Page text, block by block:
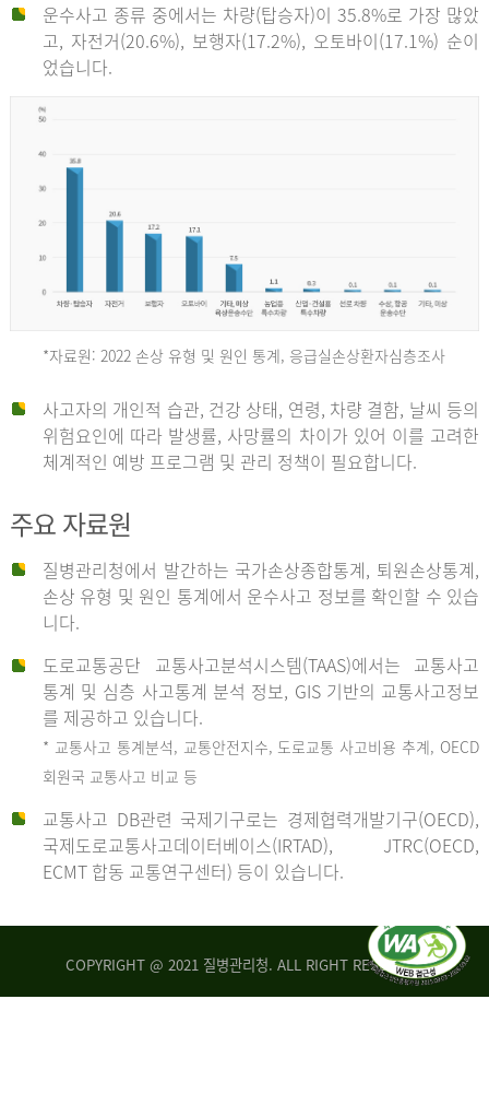
운수사고 종류 중에서는 차량(탑승자)이 35.8%로 가장 많았
고, 자전거(20.6%), 보행자(17.2%), 오토바이(17.1%) 순이
었습니다.
사
*자료원: 2022 손상 유형 및 원인 통계, 응급실손상환자심층조사
사고자의 개인적 습관, 건강 상태, 연령, 차량 결함, 날씨 등의
위험요인에 따라 발생률, 사망률의 차이가 있어 이를 고려한
체계적인 예방 프로그램 및 관리 정책이 필요합니다.
주요 자료원
질병관리청에서 발간하는 국가손상종합통계, 퇴원손상통계,
손상 유형 및 원인 통계에서 운수사고 정보를 확인할 수 있습
니다.
도로교통공단 교통사고분석시스템(TAAS)에서는 교통사고
통계 및 심층 사고통계 분석 정보, GIS 기반의 교통사고정보
를 제공하고 있습니다.
* 교통사고 통계분석, 교통안전지수, 도로교통 사고비용 추계, OECD
회원국 교통사고 비교 등
교통사고 DB관련 국제기구로는 경제협력개발기구(OECD),
국제도로교통사고데이터베이스(IRTAD), JTRC(OECD,
ECMT 합동 교통연구센터) 등이 있습니다.
COPYRIGHT @ 2021 질병관리청. ALL RIGHT RESERVED